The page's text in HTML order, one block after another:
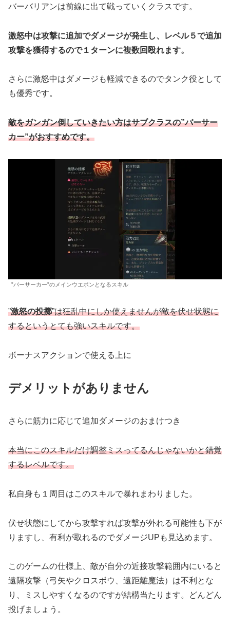
バーバリアンは前線に出て戦っていくクラスです。
激怒中は攻撃に追加でダメージが発生し、レベル５で追加
攻撃を獲得するので１ターンに複数回殴れます。
さらに激怒中はダメージも軽減できるのでタンク役として
も優秀です。
敵をガンガン倒していきたい方はサブクラスの”バーサー
カー”がおすすめです。
”バーサーカー”のメインウエポンとなるスキル
”激怒の投擲”は狂乱中にしか使えませんが敵を伏せ状態に
するというとても強いスキルです。
ボーナスアクションで使える上に
デメリットがありません
さらに筋力に応じて追加ダメージのおまけつき
本当にこのスキルだけ調整ミスってるんじゃないかと錯覚
するレベルです。
私自身も１周目はこのスキルで暴れまわりました。
伏せ状態にしてから攻撃すれば攻撃が外れる可能性も下が
りますし、有利が取れるのでダメージUPも見込めます。
このゲームの仕様上、敵が自分の近接攻撃範囲内にいると
遠隔攻撃（弓矢やクロスボウ、遠距離魔法）は不利とな
り、ミスしやすくなるのですが結構当たります。どんどん
投げましょう。